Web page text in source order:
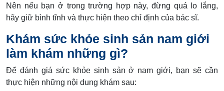
Nên nếu bạn ở trong trường hợp này, đừng quá lo lắng,
hãy giữ bình tĩnh và thực hiện theo chỉ định của bác sĩ.
Khám sức khỏe sinh sản nam giới
làm khám những gì?
Để đánh giá sức khỏe sinh sản ở nam giới, bạn sẽ cần
thực hiện những nội dung khám sau: